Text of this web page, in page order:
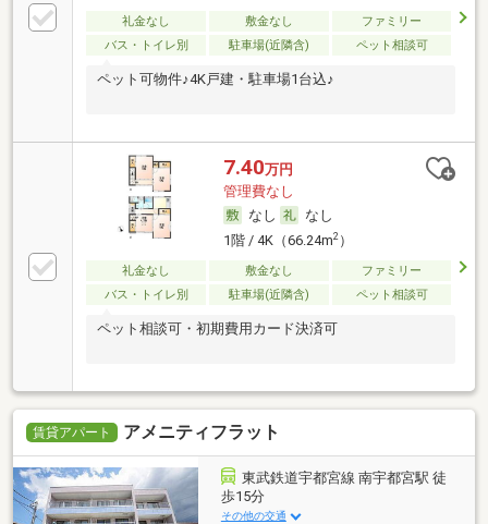
礼金なし 敷金なし
ファミリー
バス・トイレ別
駐車場(近隣含) ペット相談可
ペット可物件♪4K戸建・駐車場1台込♪
7.40万円
管理費なし
なし
なし
1階 / 4K（66.24m2）
礼金なし 敷金なし
ファミリー
バス・トイレ別
駐車場(近隣含) ペット相談可
ペット相談可・初期費用カード決済可
賃貸アパート アメニティフラット
東武鉄道宇都宮線 南宇都宮駅 徒
歩15分
その他の交通